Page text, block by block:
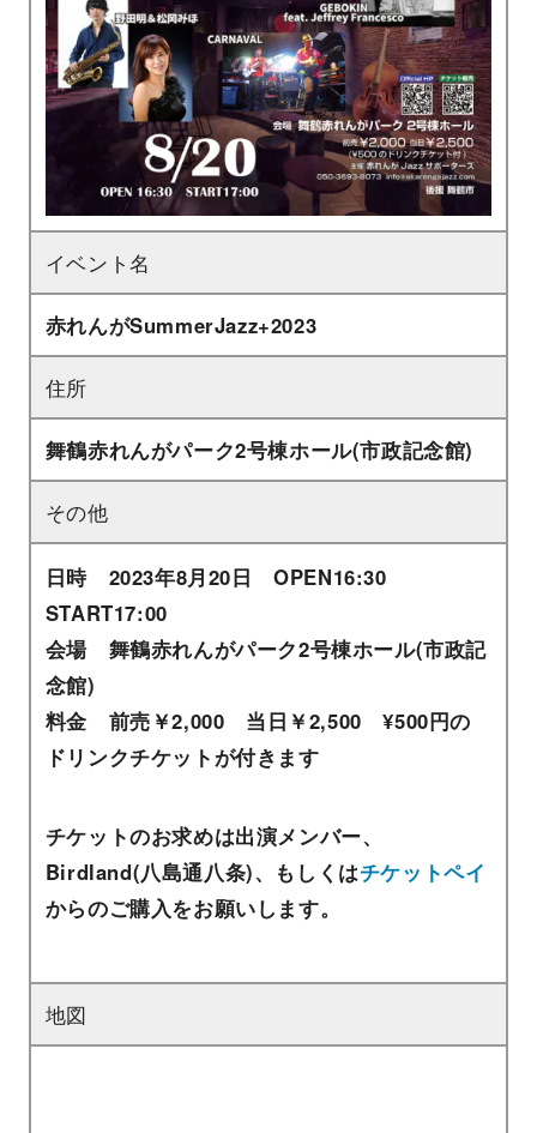
イベント名
赤れんがSummerJazz+2023
住所
舞鶴赤れんがパーク2号棟ホール(市政記念館)
その他
日時 2023年8月20日 OPEN16:30
START17:00
会場 舞鶴赤れんがパーク2号棟ホール(市政記
念館)
料金 前売￥2,000 当日￥2,500 ¥500円の
ドリンクチケットが付きます
チケットのお求めは出演メンバー、
Birdland(八島通八条)、もしくはチケットペイ
からのご購入をお願いします。
地図